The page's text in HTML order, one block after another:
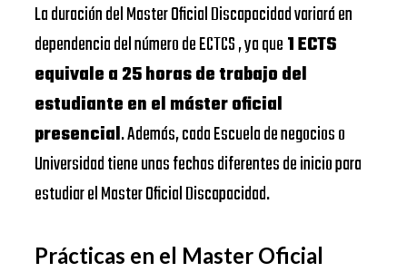
La duración del Master Oficial Discapacidad variará en
dependencia del número de ECTCS , ya que1 ECTS
equivale a 25 horas de trabajo del
estudiante en el máster oficial
presencial. Además, cada Escuela de negocios o
Universidad tiene unas fechas diferentes de inicio para
estudiar el Master Oficial Discapacidad.
Prácticas en el Master Oficial